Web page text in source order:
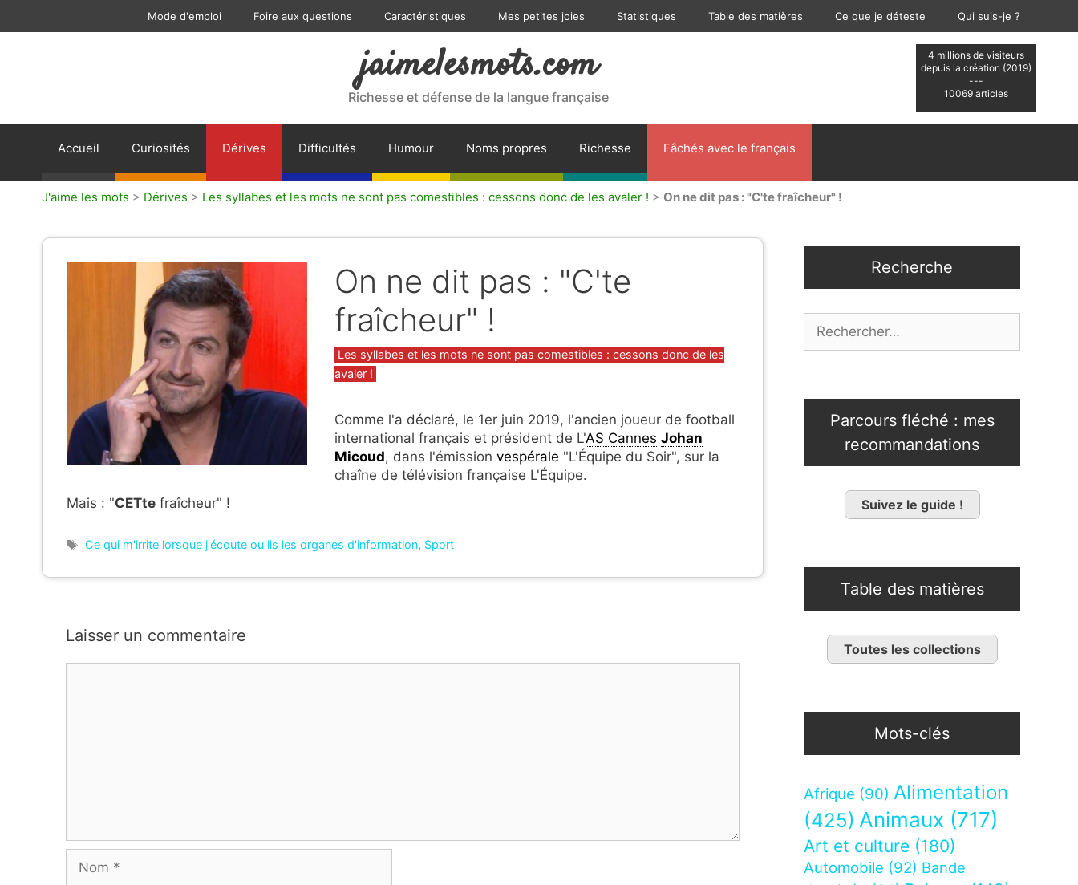
Mode d'emploi Foire aux questions Caractéristiques Mes petites joies Statistiques Table des matières Ce que je déteste Qui suis-je ?
4 millions de visiteurs
depuis la création (2019)
---
10069 articles
jaimelesmots.com
Richesse et défense de la langue française
Accueil Curiosités Dérives Difficultés Humour Noms propres Richesse Fâchés avec le français
J'aime les mots > Dérives > Les syllabes et les mots ne sont pas comestibles : cessons donc de les avaler ! > On ne dit pas : "C'te fraîcheur" !
On ne dit pas : "C'te
fraîcheur" !
Catégories
Les syllabes et les mots ne sont pas comestibles : cessons donc de les
avaler !
Comme l'a déclaré, le 1er juin 2019, l'ancien joueur de football
international français et président de L'AS Cannes Johan
Micoud, dans l'émission vespérale "L'Équipe du Soir", sur la
chaîne de télévision française L'Équipe.
Mais : "CETte fraîcheur" !
Étiquettes
Ce qui m'irrite lorsque j'écoute ou lis les organes d'information, Sport
Laisser un commentaire
Recherche
Parcours fléché : mes
recommandations
Suivez le guide !
Table des matières
Toutes les collections
Mots-clés
Afrique (90) Alimentation
(425) Animaux (717)
Art et culture (180)
Automobile (92) Bande